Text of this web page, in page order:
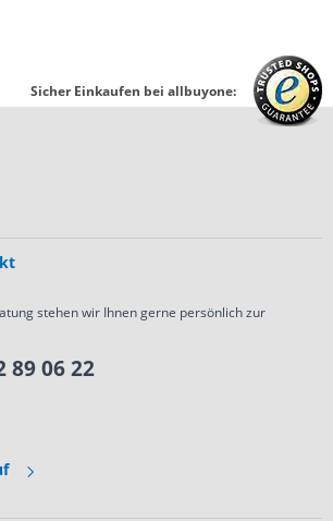
Sicher Einkaufen bei allbuyone:
stehen wir Ihnen gerne persönlich zur
89 06 22